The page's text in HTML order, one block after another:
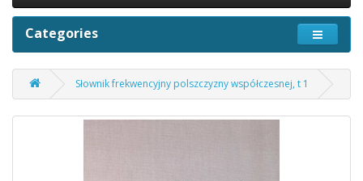
Categories
Słownik frekwencyjny polszczyzny współczesnej, t 1